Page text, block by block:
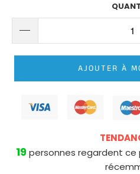
DE
MARIÉE
LONGUE
MARIÉE
AJOUTER À
19personnes regardent